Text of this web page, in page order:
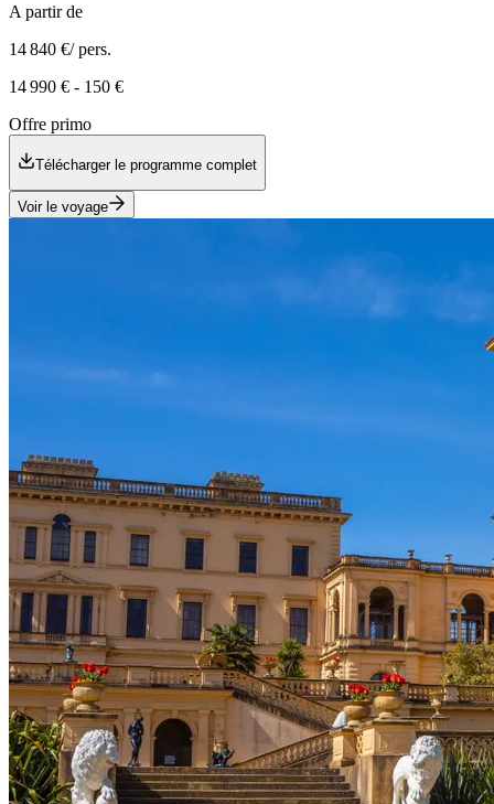
A partir de
14 840 €/ pers.
14 990 € - 150 €
Offre primo
Télécharger le programme complet
Voir le voyage